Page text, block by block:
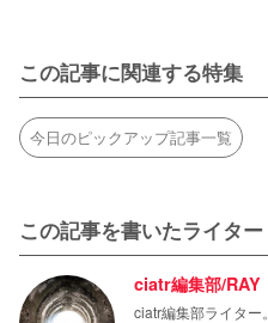
この記事に関連する特集
今日のピックアップ記事一覧
この記事を書いたライター
ciatr編集部/RAY
ciatr編集部ライター。